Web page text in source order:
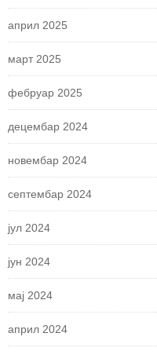
април 2025
март 2025
фебруар 2025
децембар 2024
новембар 2024
септембар 2024
јул 2024
јун 2024
мај 2024
април 2024